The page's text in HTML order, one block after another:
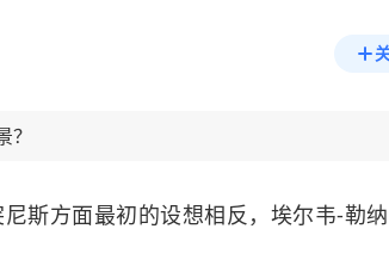
斯方面最初的设想相反，埃尔韦-勒